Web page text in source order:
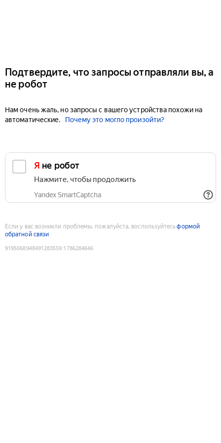
Подтвердите, что запросы отправляли вы, а
не робот
Нам очень жаль, но запросы с вашего устройства похожи на
автоматические.
Почему это могло произойти?
Я не робот
Нажмите, чтобы продолжить
Yandex SmartCaptcha
Если у вас возникли проблемы, пожалуйста, воспользуйтесьформой
обратной связи
9195068948491283559:1786284646